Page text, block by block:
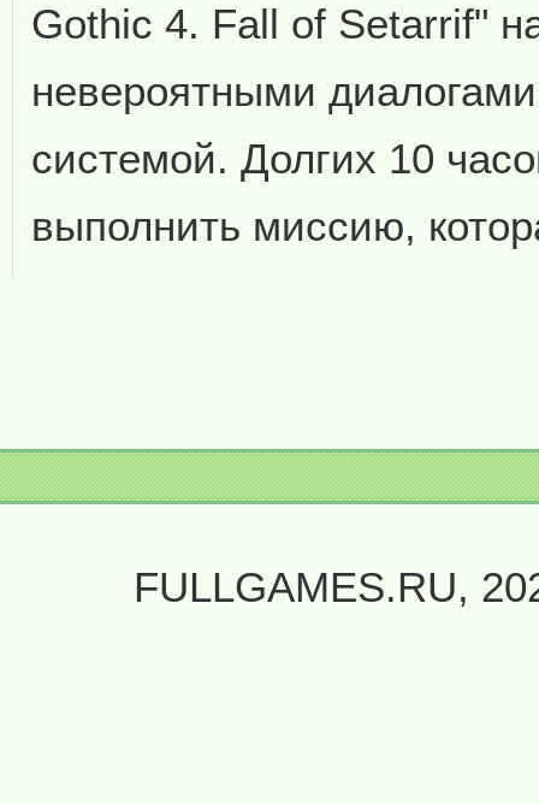
Gothic 4. Fall of Setarrif"
невероятными
системой. Долгих 10
выполнить миссию,
FULLGAMES.RU,